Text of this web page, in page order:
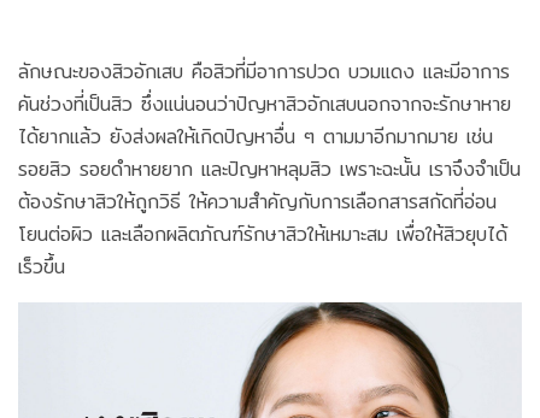
ลักษณะของสิวอักเสบ คือสิวที่มีอาการปวด บวมแดง และมีอาการ
คันช่วงที่เป็นสิว ซึ่งแน่นอนว่าปัญหาสิวอักเสบนอกจากจะรักษาหาย
ได้ยากแล้ว ยังส่งผลให้เกิดปัญหาอื่น ๆ ตามมาอีกมากมาย เช่น
รอยสิว รอยดำหายยาก และปัญหาหลุมสิว เพราะฉะนั้น เราจึงจำเป็น
ต้องรักษาสิวให้ถูกวิธี ให้ความสำคัญกับการเลือกสารสกัดที่อ่อน
โยนต่อผิว และเลือกผลิตภัณฑ์รักษาสิวให้เหมาะสม เพื่อให้สิวยุบได้
เร็วขึ้น